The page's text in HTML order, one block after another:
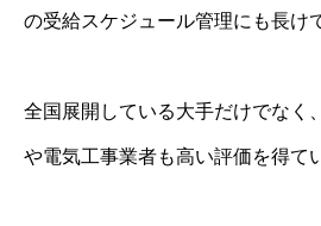
の受給スケジュール管理にも長け
全国展開している大手だけでなく
や電気工事業者も高い評価を得て